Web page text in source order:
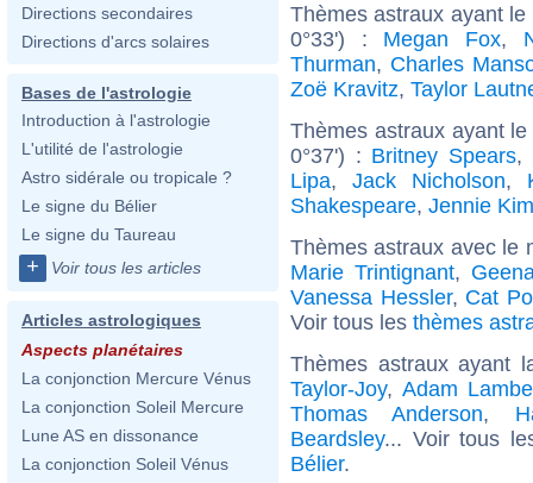
Directions secondaires
Directions d'arcs solaires
Bases de l'astrologie
Introduction à l'astrologie
L'utilité de l'astrologie
Astro sidérale ou tropicale ?
Le signe du Bélier
Le signe du Taureau
+ Voir tous les articles
Articles astrologiques
Aspects planétaires
La conjonction Mercure Vénus
La conjonction Soleil Mercure
Lune AS en dissonance
La conjonction Soleil Vénus
Thèmes astraux ayant
0°33') : Megan Fox,
Thurman, Charles
Zoë Kravitz, Taylor
Thèmes astraux ayant
0°37') : Britney Spears,
Lipa,Jack Nicholson,
Shakespeare, Jennie Kim
Thèmes astraux avec le
Marie Trintignant,
Vanessa Hessler, Cat
Voir tous les thèmes
Thèmes astraux ayant
Taylor-Joy, Adam
Thomas Anderson,
Beardsley... Voir tous
Bélier.